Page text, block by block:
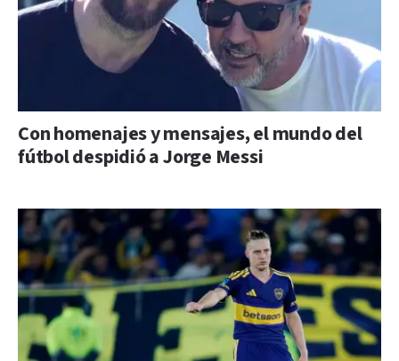
Con homenajes y mensajes, el mundo del
fútbol despidió a Jorge Messi